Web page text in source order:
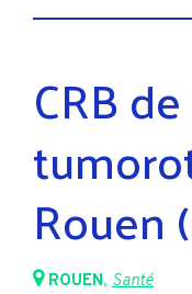
CRB
Rouen
ROUEN, Santé